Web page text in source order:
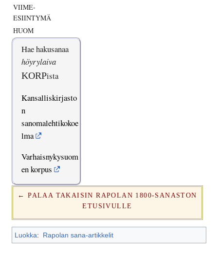
VIIME-
ESIINTYMÄ
HUOM
Hae hakusanaa
höyrylaiva
KORPista
Kansalliskirjasto
n
sanomalehtikokoe
lma
Varhaisnykysuom
en korpus
← PALAA TAKAISIN RAPOLAN 1800-SANASTON
ETUSIVULLE
Luokka: Rapolan sana-artikkelit